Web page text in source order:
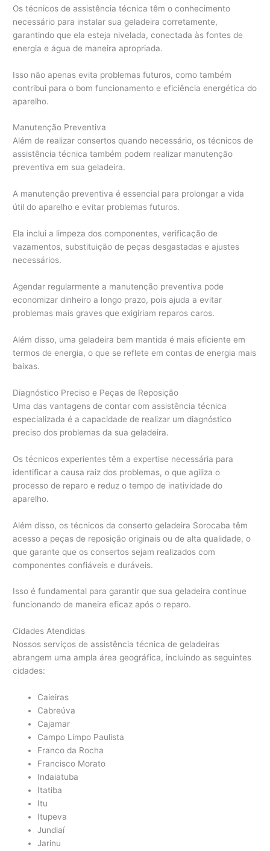
Os técnicos de assistência técnica têm o conhecimento
necessário para instalar sua geladeira corretamente,
garantindo que ela esteja nivelada, conectada às fontes de
energia e água de maneira apropriada.
Isso não apenas evita problemas futuros, como também
contribui para o bom funcionamento e eficiência energética do
aparelho.
Manutenção Preventiva
Além de realizar consertos quando necessário, os técnicos de
assistência técnica também podem realizar manutenção
preventiva em sua geladeira.
A manutenção preventiva é essencial para prolongar a vida
útil do aparelho e evitar problemas futuros.
Ela inclui a limpeza dos componentes, verificação de
vazamentos, substituição de peças desgastadas e ajustes
necessários.
Agendar regularmente a manutenção preventiva pode
economizar dinheiro a longo prazo, pois ajuda a evitar
problemas mais graves que exigiriam reparos caros.
Além disso, uma geladeira bem mantida é mais eficiente em
termos de energia, o que se reflete em contas de energia mais
baixas.
Diagnóstico Preciso e Peças de Reposição
Uma das vantagens de contar com assistência técnica
especializada é a capacidade de realizar um diagnóstico
preciso dos problemas da sua geladeira.
Os técnicos experientes têm a expertise necessária para
identificar a causa raiz dos problemas, o que agiliza o
processo de reparo e reduz o tempo de inatividade do
aparelho.
Além disso, os técnicos da conserto geladeira Sorocaba têm
acesso a peças de reposição originais ou de alta qualidade, o
que garante que os consertos sejam realizados com
componentes confiáveis e duráveis.
Isso é fundamental para garantir que sua geladeira continue
funcionando de maneira eficaz após o reparo.
Cidades Atendidas
Nossos serviços de assistência técnica de geladeiras
abrangem uma ampla área geográfica, incluindo as seguintes
cidades:
Caieiras
Cabreúva
Cajamar
Campo Limpo Paulista
Franco da Rocha
Francisco Morato
Indaiatuba
Itatiba
Itu
Itupeva
Jundiaí
Jarinu